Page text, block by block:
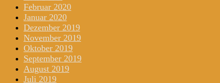
Februar 2020
Januar 2020
Dezember 2019
November 2019
Oktober 2019
September 2019
August 2019
Juli 2019